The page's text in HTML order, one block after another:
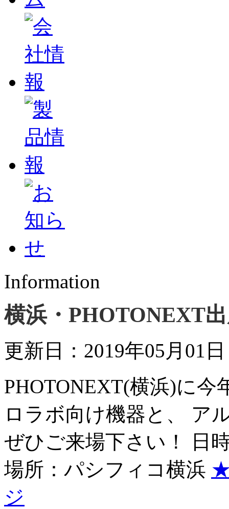
Information
横浜・PHOTONEXT
更新日：2019年05月01
PHOTONEXT(横浜)に
ロラボ向け機器と、 ア
ぜひご来場下さい！ 日
場所：パシフィコ横浜
ジ